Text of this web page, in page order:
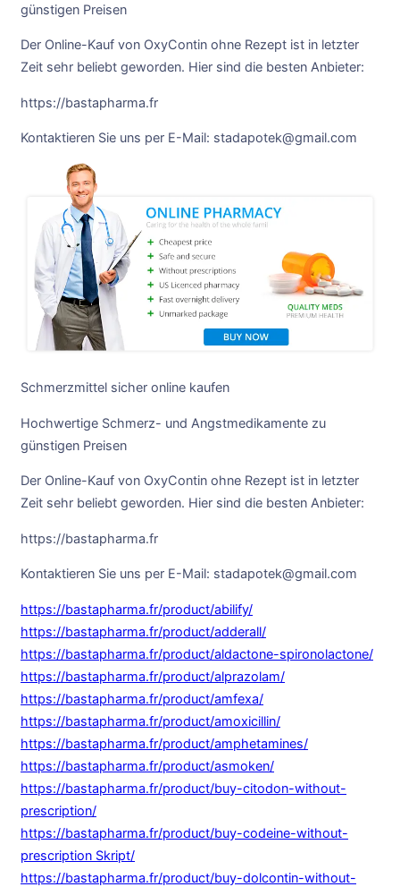
günstigen Preisen
Der Online-Kauf von OxyContin ohne Rezept ist in letzter
Zeit sehr beliebt geworden. Hier sind die besten Anbieter:
https://bastapharma.fr
Kontaktieren Sie uns per E-Mail: stadapotek@gmail.com
Schmerzmittel sicher online kaufen
Hochwertige Schmerz- und Angstmedikamente zu
günstigen Preisen
Der Online-Kauf von OxyContin ohne Rezept ist in letzter
Zeit sehr beliebt geworden. Hier sind die besten Anbieter:
https://bastapharma.fr
Kontaktieren Sie uns per E-Mail: stadapotek@gmail.com
https://bastapharma.fr/product/abilify/
https://bastapharma.fr/product/adderall/
https://bastapharma.fr/product/aldactone-spironolactone/
https://bastapharma.fr/product/alprazolam/
https://bastapharma.fr/product/amfexa/
https://bastapharma.fr/product/amoxicillin/
https://bastapharma.fr/product/amphetamines/
https://bastapharma.fr/product/asmoken/
https://bastapharma.fr/product/buy-citodon-without-
prescription/
https://bastapharma.fr/product/buy-codeine-without-
prescription Skript/
https://bastapharma.fr/product/buy-dolcontin-without-